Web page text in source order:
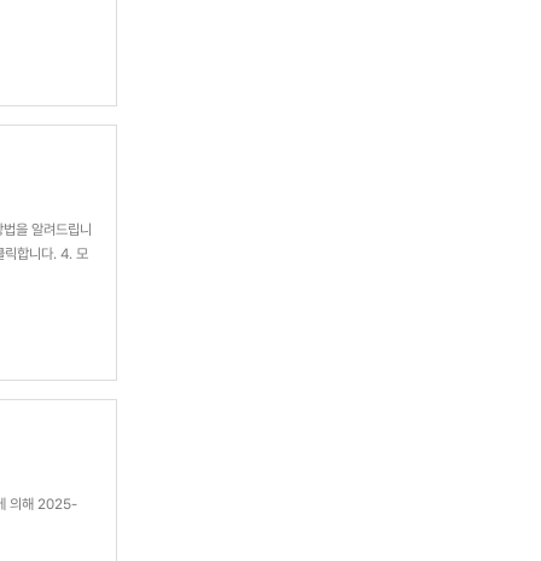
을 알려드립니
릭합니다. 4. 모
의해 2025-